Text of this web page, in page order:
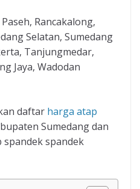
Rancakalong,
Selatan, Sumedang
Tanjungmedar,
Jaya, Wadodan
daftar harga atap
Sumedang dan
spandek